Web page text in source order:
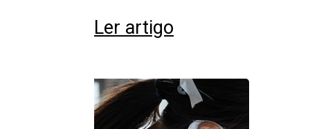
Ler artigo